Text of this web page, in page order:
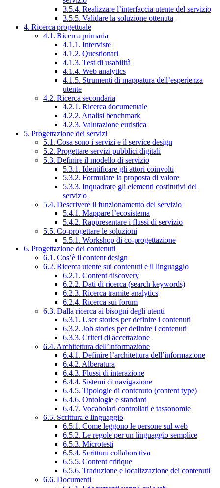
3.5.4. Realizzare l’interfaccia utente del servizio
3.5.5. Validare la soluzione ottenuta
4. Ricerca progettuale
4.1. Ricerca primaria
4.1.1. Interviste
4.1.2. Questionari
4.1.3. Test di usabilità
4.1.4. Web analytics
4.1.5. Strumenti di mappatura dell’esperienza
utente
4.2. Ricerca secondaria
4.2.1. Ricerca documentale
4.2.2. Analisi benchmark
4.2.3. Valutazione euristica
5. Progettazione dei servizi
5.1. Cosa sono i servizi e il service design
5.2. Progettare servizi pubblici digitali
5.3. Definire il modello di servizio
5.3.1. Identificare gli attori coinvolti
5.3.2. Formulare la proposta di valore
5.3.3. Inquadrare gli elementi costitutivi del
servizio
5.4. Descrivere il funzionamento del servizio
5.4.1. Mappare l’ecosistema
5.4.2. Rappresentare i flussi di servizio
5.5. Co-progettare le soluzioni
5.5.1. Workshop di co-progettazione
6. Progettazione dei contenuti
6.1. Cos’è il content design
6.2. Ricerca utente sui contenuti e il linguaggio
6.2.1. Content discovery
6.2.2. Dati di ricerca (search keywords)
6.2.3. Ricerca tramite analytics
6.2.4. Ricerca sui forum
6.3. Dalla ricerca ai bisogni degli utenti
6.3.1. User stories per definire i contenuti
6.3.2. Job stories per definire i contenuti
6.3.3. Criteri di accettazione
6.4. Architettura dell’informazione
6.4.1. Definire l’architettura dell’informazione
6.4.2. Alberatura
6.4.3. Flussi di interazione
6.4.4. Sistemi di navigazione
6.4.5. Tipologie di contenuto (content type)
6.4.6. Ontologie e standard
6.4.7. Vocabolari controllati e tassonomie
6.5. Scrittura e linguaggio
6.5.1. Come leggono le persone sul web
6.5.2. Le regole per un linguaggio semplice
6.5.3. Microtesti
6.5.4. Scrittura collaborativa
6.5.5. Content critique
6.5.6. Traduzione e localizzazione dei contenuti
6.6. Documenti